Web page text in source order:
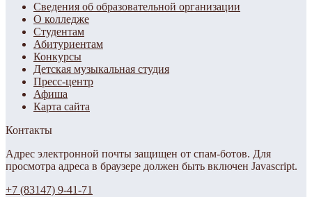
Сведения об образовательной организации
О колледже
Студентам
Абитуриентам
Конкурсы
Детская музыкальная студия
Пресс-центр
Афиша
Карта сайта
Контакты
Адрес электронной почты защищен от спам-ботов. Для
просмотра адреса в браузере должен быть включен Javascript.
+7 (83147) 9-41-71